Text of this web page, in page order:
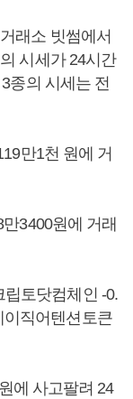
래소 빗썸에서
시세가 24시간
종의 시세는 전
만1천 원에 거
3400원에 거래
토닷컴체인 -0.
이직어텐션토큰
에 사고팔려 24